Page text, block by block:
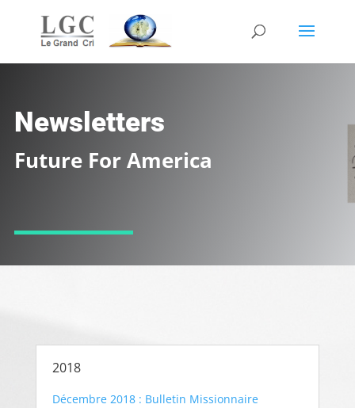
Newsletters
Future For America
2018
Décembre 2018 : Bulletin Missionnaire